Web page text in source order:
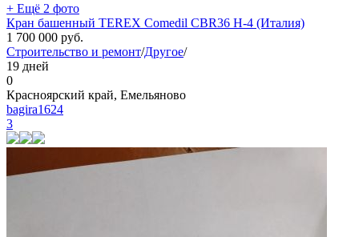
+ Ещё 2 фото
Кран башенный TEREX Comedil CBR36 Н-4 (Италия)
1 700 000 руб.
Строительство и ремонт/Другое/
19 дней
0
Красноярский край, Емельяново
bagira1624
3